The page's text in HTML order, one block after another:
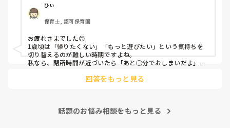
ひぃ
保育士, 認可保育園
お疲れさまでした😌
1歳頃は「帰りたくない」「もっと遊びたい」という気持ちを
切り替えるのが難しい時期ですよね。
私なら、閉所時間が近づいたら「あと○分でおしまいだよ」
て心の準備ができるようにします。それでも難しい時は、「帰
その日は大変だったと思いますが、最後はお母さんが抱っこし
回答をもっと見る
話題のお悩み相談をもっと見る